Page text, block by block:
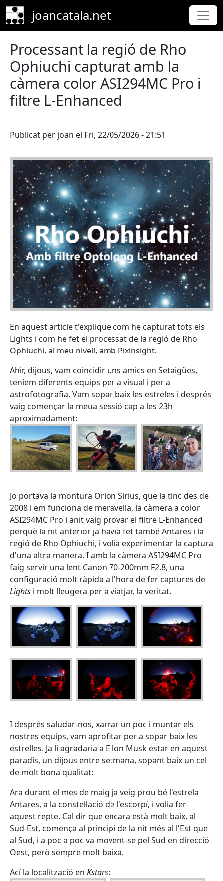
Skip to main content
joancatala.net
Processant la regió de Rho
Ophiuchi capturat amb la
càmera color ASI294MC Pro i
filtre L-Enhanced
Publicat per joan el Fri, 22/05/2026 - 21:51
En aquest article t'explique com he capturat tots els
Lights i com he fet el processat de la regió de Rho
Ophiuchi, al meu nivell, amb Pixinsight.
Ahir, dijous, vam coincidir uns amics en Setaigües,
teníem diferents equips per a visual i per a
astrofotografia. Vam sopar baix les estreles i després
vaig començar la meua sessió cap a les 23h
aproximadament:
Jo portava la montura Orion Sirius, que la tinc des de
2008 i em funciona de meravella, la càmera a color
ASI294MC Pro i anit vaig provar el filtre L-Enhanced
perquè la nit anterior ja havia fet també Antares i la
regió de Rho Ophiuchi, i volia experimentar la captura
d'una altra manera. I amb la càmera ASI294MC Pro
faig servir una lent Canon 70-200mm F2.8, una
configuració molt ràpida a l'hora de fer captures de
Lights i molt lleugera per a viatjar, la veritat.
I després saludar-nos, xarrar un poc i muntar els
nostres equips, vam aprofitar per a sopar baix les
estrelles. Ja li agradaria a Ellon Musk estar en aquest
paradís, un dijous entre setmana, sopant baix un cel
de molt bona qualitat:
Ara durant el mes de maig ja veig prou bé l'estrela
Antares, a la constel·lació de l'escorpí, i volia fer
aquest repte. Cal dir que encara està molt baix, al
Sud-Est, comença al principi de la nit més al l'Est que
al Sud, i a poc a poc va movent-se pel Sud en direcció
Oest, però sempre molt baixa.
Ací la localització en Kstars: